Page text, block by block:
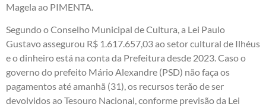
Magela ao PIMENTA.
Segundo o Conselho Municipal de Cultura, a Lei Paulo
Gustavo assegurou R$ 1.617.657,03 ao setor cultural de Ilhéus
e o dinheiro está na conta da Prefeitura desde 2023. Caso o
governo do prefeito Mário Alexandre (PSD) não faça os
pagamentos até amanhã (31), os recursos terão de ser
devolvidos ao Tesouro Nacional, conforme previsão da Lei